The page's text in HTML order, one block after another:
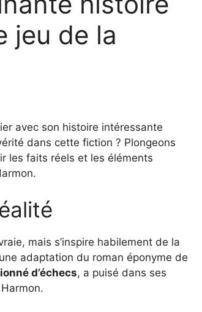
jeu de la
avec son histoire intéressante
dans cette fiction ? Plongeons
les faits réels et les éléments
mais s’inspire habilement de la
adaptation du roman éponyme de
d’échecs, a puisé dans ses